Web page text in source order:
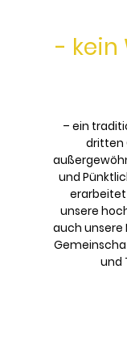
- kein
– ein
dritten
und
erarbeitet
unsere
auch unsere
und